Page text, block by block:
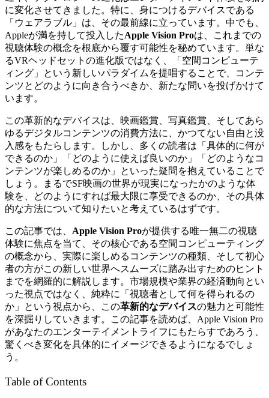
に変化させてきました。特に、身につけるデバイスである
「ウェアラブル」は、その最前線に立っています。中でも、
Appleが満を持して投入したApple Vision Proは、これまでの
視聴体験の概念を根底から覆す可能性を秘めています。単な
るVRヘッドセットの進化版ではなく、「空間コンピューテ
ィング」という新しいパラダイムを提唱することで、コンテ
ンツとどのように向き合うべきか、新たな問いを投げかけて
います。
この革新的なデバイスは、映画鑑賞、写真鑑賞、そしてあら
ゆるデジタルコンテンツの消費方法に、かつてない自由と没
入感をもたらします。しかし、多くの読者は「具体的に何が
できるのか」「どのように使えば良いのか」「どのようなコ
ンテンツが楽しめるのか」といった疑問を抱えていることで
しょう。まるでSF映画の世界が現実になったかのような体
験を、どのようにすれば最大限に享受できるのか、その具体
的な方法について知りたいと考えているはずです。
この記事では、 Apple Vision Proが提供する唯一無二の視聴
体験に焦点を当て、その核心である空間コンピューティング
の概念から、実際に楽しめるコンテンツの種類、そして初心
者の方がこの新しい世界へスムーズに踏み出すためのヒント
までを網羅的に解説します。市場規模や業界の経済動向とい
った視点ではなく、純粋に「視聴者として何を得られるの
か」という視点から、この革新的なデバイスの魅力と可能性
を深掘りしていきます。この記事を読めば、Apple Vision Pro
があなたのエンターテイメントライフにもたらすであろう、
驚くべき変化を具体的にイメージできるようになるでしょ
う。
Table of Contents